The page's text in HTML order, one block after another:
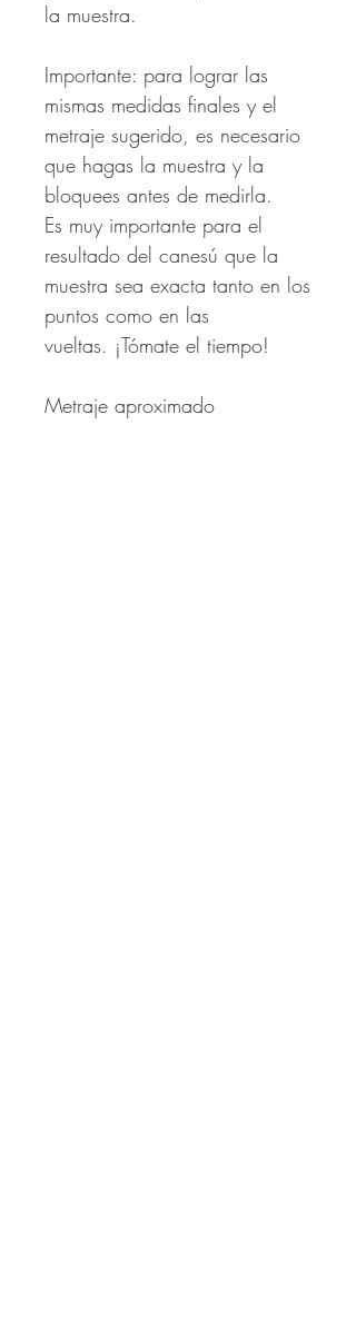
la muestra.
Importante: para lograr las
mismas medidas finales y el
metraje sugerido, es necesario
que hagas la muestra y la
bloquees antes de medirla.
Es muy importante para el
resultado del canesú que la
muestra sea exacta tanto en los
puntos como en las
vueltas. ¡Tómate el tiempo!
Metraje aproximado